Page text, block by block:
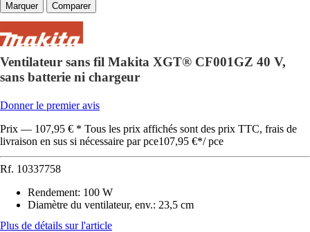
Comparer
Ventilateur sans fil Makita XGT® CF001GZ 40 V,
sans batterie ni chargeur
Donner le premier avis
Prix — 107,95 € * Tous les prix affichés sont des prix TTC, frais de
livraison en sus si nécessaire par pce107,95 €*/ pce
Rf. 10337758
Rendement: 100 W
Diamètre du ventilateur, env.: 23,5 cm
Plus de détails sur l'article